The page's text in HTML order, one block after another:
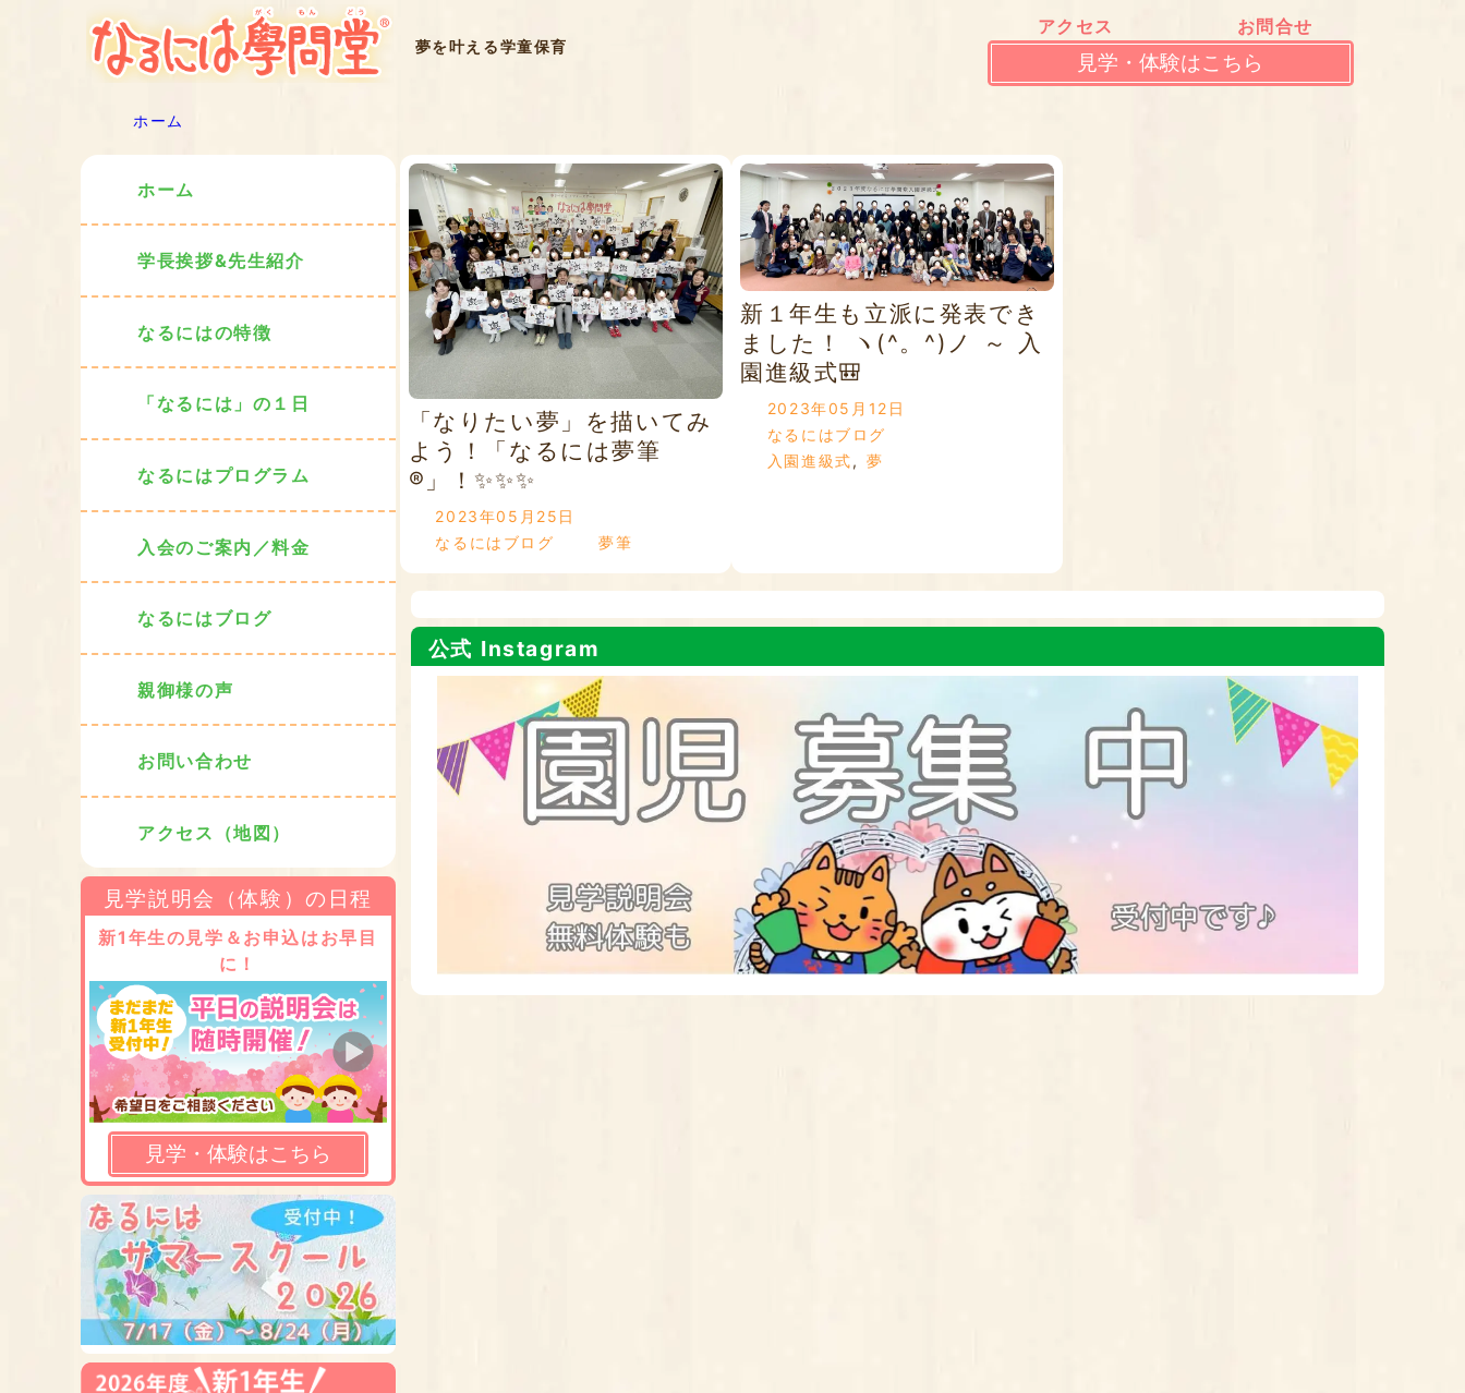
夢を叶える学童保育
アクセス お問合せ
見学・体験はこちら
ホーム
「なりたい夢」を描いてみ
よう！「なるには夢筆
®」！✨✨✨
2023年05月25日
なるにはブログ
夢筆
新１年生も立派に発表でき
ました！ ヽ(^。^)ノ ～ 入
園進級式🎒
2023年05月12日
なるにはブログ
入園進級式, 夢
公式 Instagram
ホーム
学長挨拶&先生紹介
なるにはの特徴
「なるには」の１日
なるにはプログラム
入会のご案内／料金
なるにはブログ
親御様の声
お問い合わせ
アクセス（地図）
見学説明会（体験）の日程
新1年生の見学＆お申込はお早目
に！
見学・体験はこちら